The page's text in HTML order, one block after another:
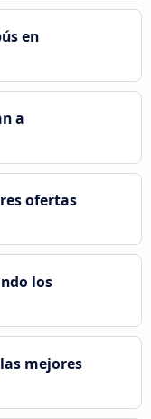
en
a
ofertas
los
mejores